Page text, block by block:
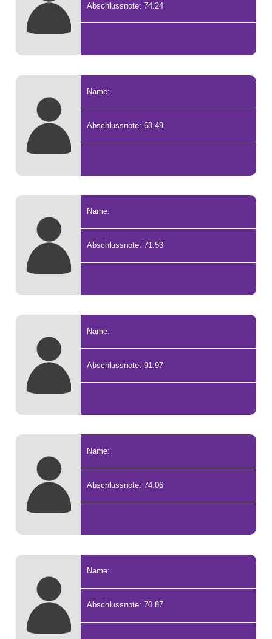
Abschlussnote: 74.24
Name:
Abschlussnote: 68.49
Name:
Abschlussnote: 71.53
Name:
Abschlussnote: 91.97
Name:
Abschlussnote: 74.06
Name:
Abschlussnote: 70.87